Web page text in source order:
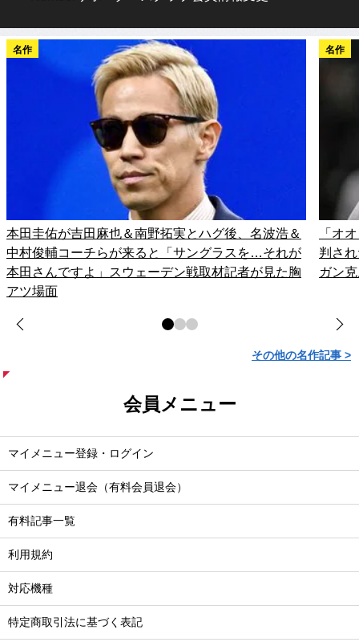
名作
本田圭佑が吉田麻也＆南野拓実とハグ後、名波浩＆
中村俊輔コーチらが来ると「サングラスを…それが
本田さんですよ」スウェーデン戦取材記者が見た胸
アツ場面
名作
「オ
判さ
ガン
その他の名作記事 >
会員メニュー
マイメニュー登録・ログイン
マイメニュー退会（有料会員退会）
有料記事一覧
利用規約
対応機種
特定商取引法に基づく表記